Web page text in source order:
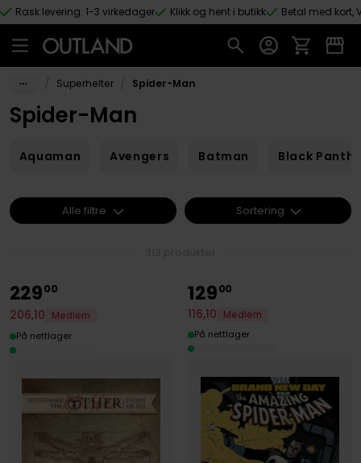
Hopp til hovedinnhold
Rask levering: 1-3 virkedager Klikk og hent i butikk Betal med kort,
Superhelter Spider-Man
Spider-Man
Aquaman Avengers Batman Black
22900
206,10
Medlem
På nettlager
12900
116,10
Medlem
På nettlager
Alle filtre Sortering